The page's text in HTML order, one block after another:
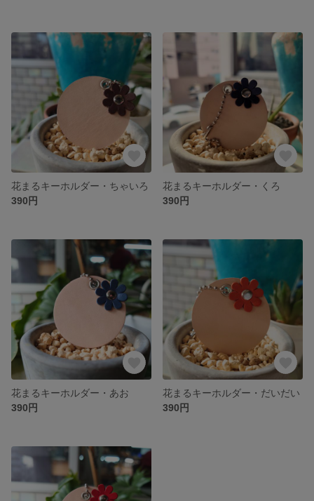
花まるキーホルダー・ちゃいろ
390円
花まるキーホルダー・くろ
390円
花まるキーホルダー・あお
390円
花まるキーホルダー・だいだい
390円